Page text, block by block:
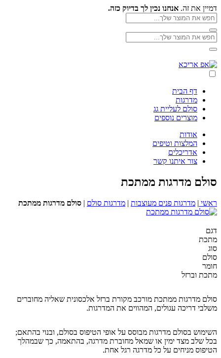
Skip
to
content
דמיין את זה. אנחנו נכין לך בדיוק כזה.
חפש
את
המוצר
שלך
חפש
את
המוצר
חפש
את
המוצר
שלך
חפש
את
המוצר
שלך
אריכא
דף הבית
מדרגות
סולם לעליית גג
מוצרים נוספים
אודות
המלצות וטיפים
אדריכלים
צור איתנו קשר
סולם מדרגות ממתכת
ראשי | מדרגות פנים מעוצבות | מדרגות סולם | סולם מדרגות ממתכת
דגם
מתכת
סוג
סולם
חומר
מתכת וברזל
סולם מדרגות ממתכת מורכב מקורת ברזל אלכסונית שאליה מחוברים
משלבי דריכה עגולים, המהווים את המדרגות.
השימוש בסולם מדרגות מבוסס על אופי הטיפוס בסולם, ובנוי בהתאם;
בכל שלב מצד ימין או שמאל מחוברת מדרגה, בהתאמה, כך שבמהלך
הטיפוס מניחים על כל מדרגה רגל אחת.